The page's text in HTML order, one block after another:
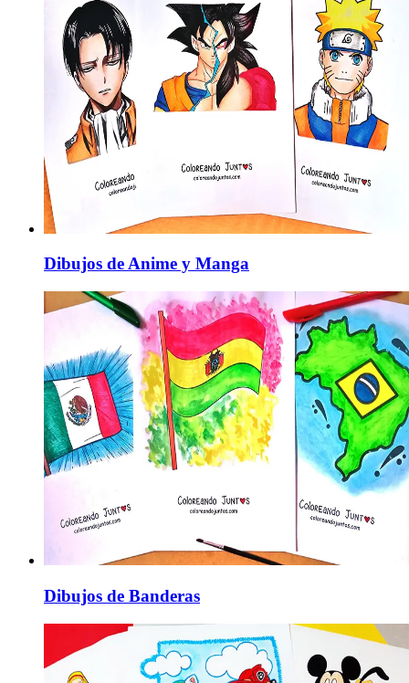
Dibujos de Anime y Manga
Dibujos de Banderas